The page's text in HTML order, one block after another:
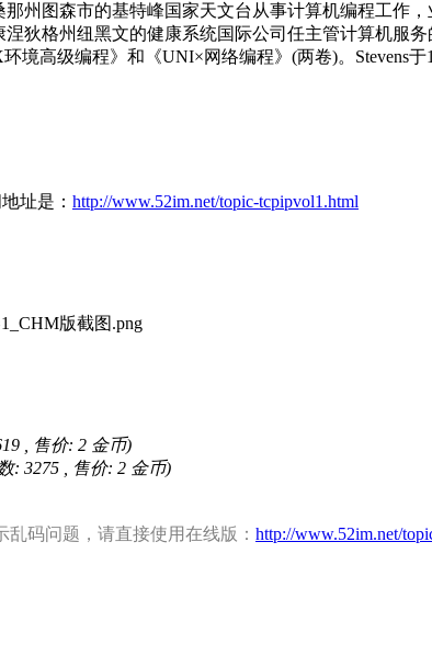
州图森市的基特峰国家天文台从事计算机编程工作
狄格州纽黑文的健康系统国际公司任主管计算机服
高级编程》和《UNI×网络编程》(两卷)。Stevens
址是： http://www.52im.net/topic-tcpipvol1.html
, 售价: 2 金币)
: 3275 , 售价: 2 金币)
码问题，请直接使用在线版： http://www.52im.net/